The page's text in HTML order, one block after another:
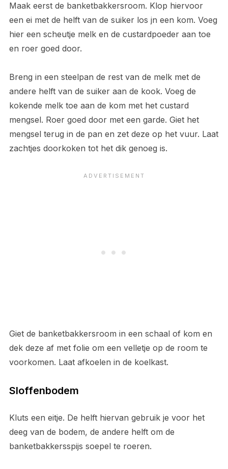
Maak eerst de banketbakkersroom. Klop hiervoor
een ei met de helft van de suiker los jn een kom. Voeg
hier een scheutje melk en de custardpoeder aan toe
en roer goed door.
Breng in een steelpan de rest van de melk met de
andere helft van de suiker aan de kook. Voeg de
kokende melk toe aan de kom met het custard
mengsel. Roer goed door met een garde. Giet het
mengsel terug in de pan en zet deze op het vuur. Laat
zachtjes doorkoken tot het dik genoeg is.
Giet de banketbakkersroom in een schaal of kom en
dek deze af met folie om een velletje op de room te
voorkomen. Laat afkoelen in de koelkast.
Sloffenbodem
Kluts een eitje. De helft hiervan gebruik je voor het
deeg van de bodem, de andere helft om de
banketbakkersspijs soepel te roeren.